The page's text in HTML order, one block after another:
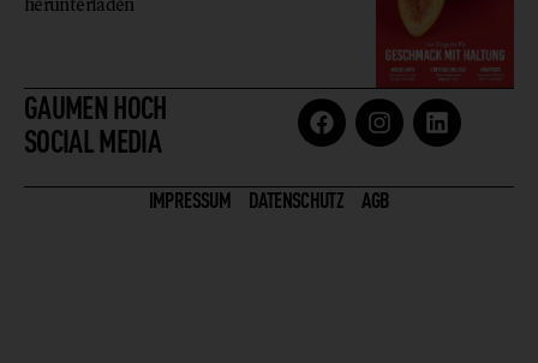
GAUMEN HOCH
SOCIAL MEDIA
IMPRESSUM DATENSCHUTZ AGB